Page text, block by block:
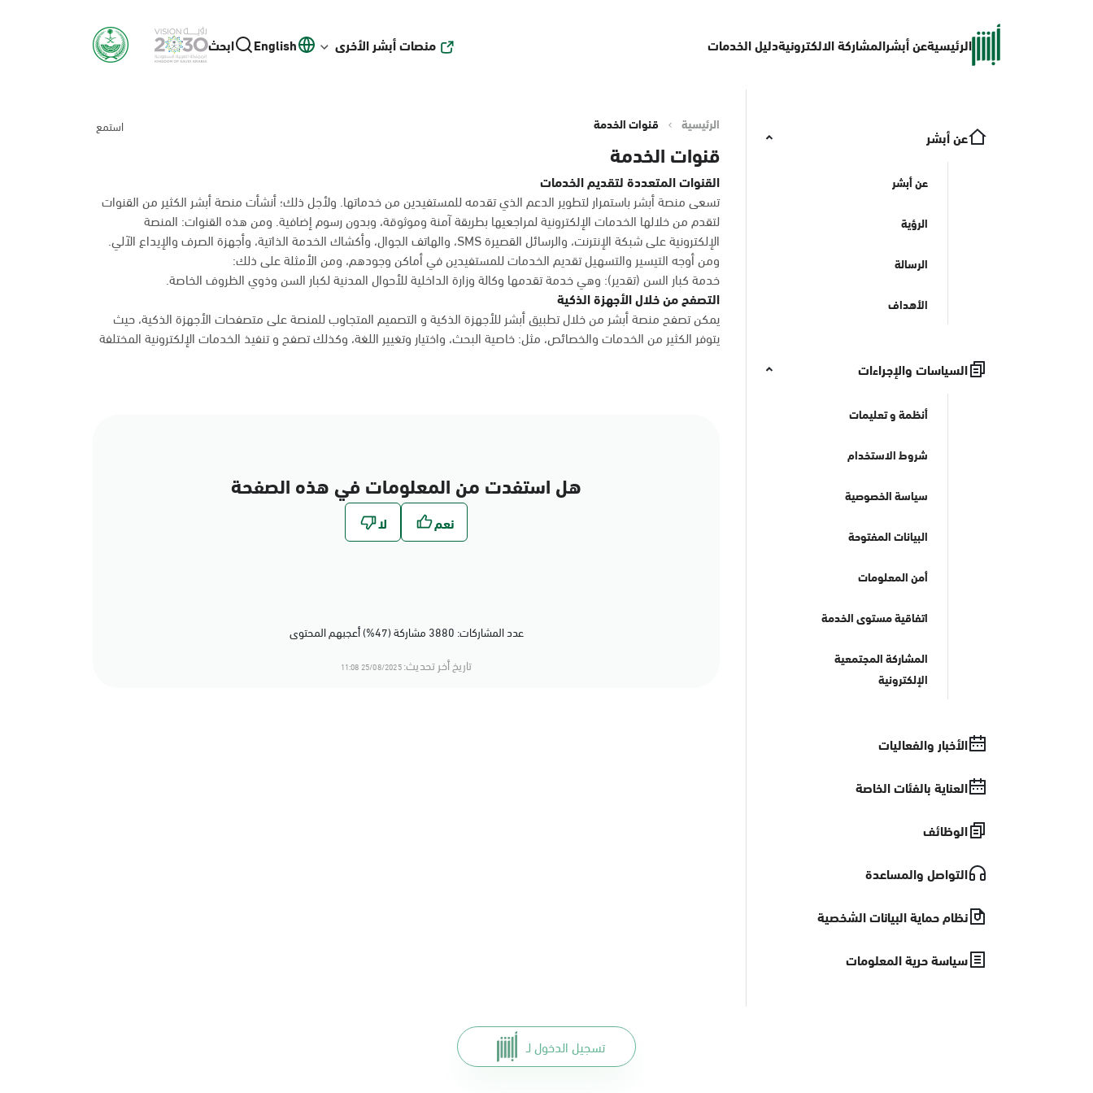
الرئيسيةعن أبشرالمشاركة الالكترونيةدليل الخدمات منصات أبشر الأخرى English ابحث
عن أبشر
عن أبشر
الرؤية
الرسالة
الأهداف
السياسات والإجراءات
أنظمة و تعليمات
شروط الاستخدام
سياسة الخصوصية
البيانات المفتوحة
أمن المعلومات
اتفاقية مستوى الخدمة
المشاركة المجتمعية
الإلكترونية
الأخبار والفعاليات
العناية بالفئات الخاصة
الوظائف
التواصل والمساعدة
نظام حماية البيانات الشخصية
سياسة حرية المعلومات
الرئيسية قنوات الخدمة استمع
قنوات الخدمة
القنوات المتعددة لتقديم الخدمات
تسعى منصة أبشر باستمرار لتطوير الدعم الذي تقدمه للمستفيدين من خدماتها. ولأجل ذلك؛ أنشأت منصة أبشر الكثير من القنوات
لتقدم من خلالها الخدمات الإلكترونية لمراجعيها بطريقة آمنة وموثوقة، وبدون رسوم إضافية. ومن هذه القنوات: المنصة
الإلكترونية على شبكة الإنترنت، والرسائل القصيرة SMS، والهاتف الجوال، وأكشاك الخدمة الذاتية، وأجهزة الصرف والإيداع الآلي.
ومن أوجه التيسير والتسهيل تقديم الخدمات للمستفيدين في أماكن وجودهم، ومن الأمثلة على ذلك:
خدمة كبار السن (تقدير): وهي خدمة تقدمها وكالة وزارة الداخلية للأحوال المدنية لكبار السن وذوي الظروف الخاصة.
التصفح من خلال الأجهزة الذكية
يمكن تصفح منصة أبشر من خلال تطبيق أبشر للأجهزة الذكية و التصميم المتجاوب للمنصة على متصفحات الأجهزة الذكية، حيث
يتوفر الكثير من الخدمات والخصائص، مثل: خاصية البحث، واختيار وتغيير اللغة، وكذلك تصفح و تنفيذ الخدمات الإلكترونية المختلفة
هل استفدت من المعلومات في هذه الصفحة
عدد المشاركات: 3880 مشاركة (47%) أعجبهم المحتوى
تاريخ أخر تحديث:25/08/2025 11:08
تسجيل الدخول لـ